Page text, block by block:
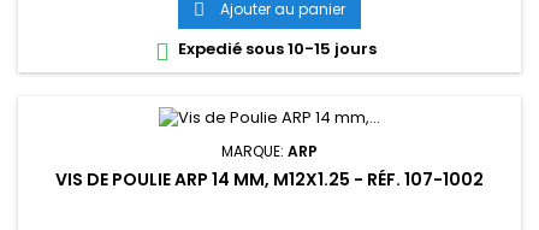
détaillées ci-dessousFabriqué en Espagne par AST
Rollcages
 Ajouter au panier
 Expedié sous 10-15 jours
MARQUE: ARP
VIS DE POULIE ARP 14 MM, M12X1.25 - RÉF. 107-1002